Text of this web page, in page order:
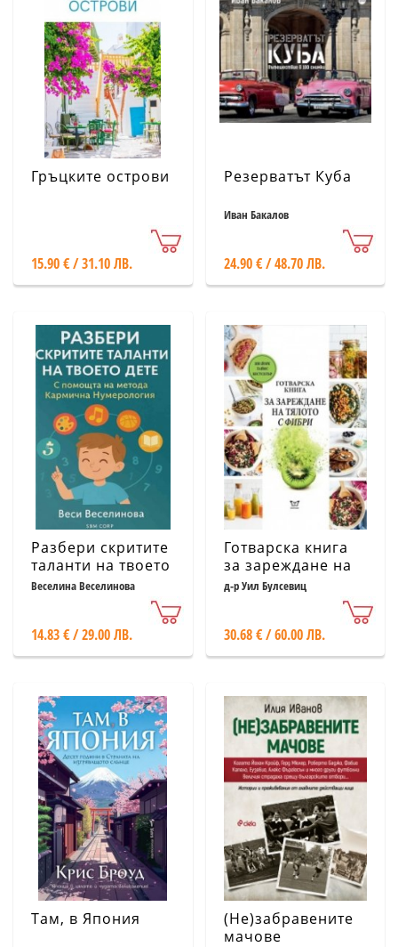
Гръцките острови
15.90 € / 31.10 ЛВ.
Резерватът Куба
Иван Бакалов
24.90 € / 48.70 ЛВ.
Разбери скритите
таланти на твоето
дете с помощта
Веселина Веселинова
14.83 € / 29.00 ЛВ.
Готварска книга
за зареждане на
тялото с фибри
д-р Уил Булсевиц
30.68 € / 60.00 ЛВ.
Там, в Япония
(Не)забравените
мачове